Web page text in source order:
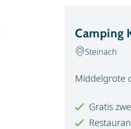
Camping
Steinach
Middelgrote
Gratis